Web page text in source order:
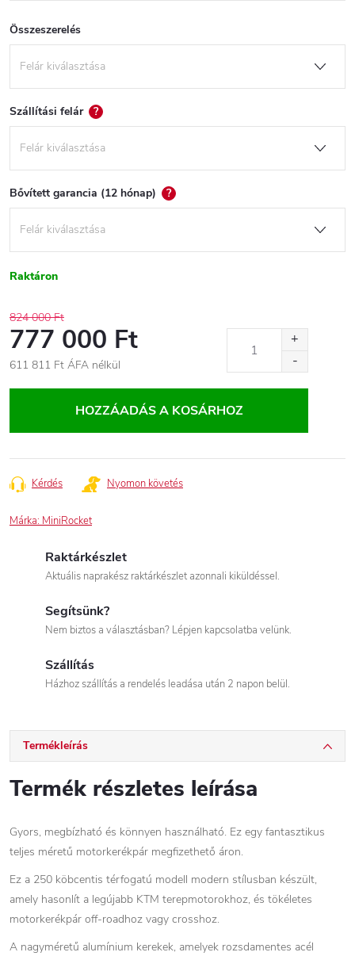
Összeszerelés
Szállítási felár ?
Bővített garancia (12 hónap) ?
Raktáron
824 000 Ft
777 000 Ft
611 811 Ft ÁFA nélkül
HOZZÁADÁS A KOSÁRHOZ
Kérdés Nyomon követés
Márka: MiniRocket
Raktárkészlet
Aktuális naprakész raktárkészlet azonnali kiküldéssel.
Segítsünk?
Nem biztos a választásban? Lépjen kapcsolatba velünk.
Szállítás
Házhoz szállítás a rendelés leadása után 2 napon belül.
Termékleírás
Termék részletes leírása
Gyors, megbízható és könnyen használható. Ez egy fantasztikus
teljes méretű motorkerékpár megfizethető áron.
Ez a 250 köbcentis térfogatú modell modern stílusban készült,
amely hasonlít a legújabb KTM terepmotorokhoz, és tökéletes
motorkerékpár off-roadhoz vagy crosshoz.
A nagyméretű alumínium kerekek, amelyek rozsdamentes acél